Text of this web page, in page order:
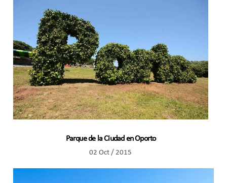
Parque de la Ciudad en Oporto
02 Oct / 2015